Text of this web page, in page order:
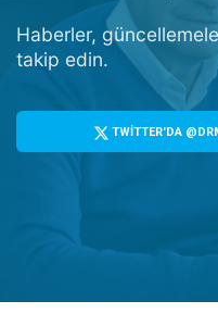
Haberler,
takip edin.
TWİTTER'DA